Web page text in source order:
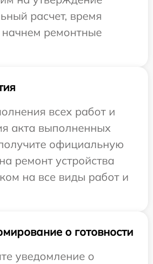
расчет, время
ремонтные
всех работ и
акта выполненных
официальную
ремонт устройства
на все виды работ и
о готовности
уведомление о